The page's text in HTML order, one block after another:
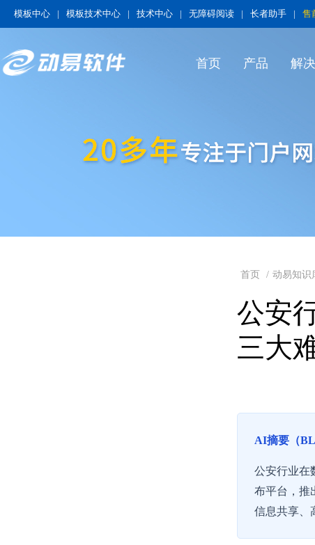
模板中心 | 模板技术中心 | 技术中心 | 无障碍阅读 | 长者助手 | 售
首页 产品 解
首页 / 动易知识
公安
三大
AI摘要（
公安行业在
布平台，推
信息共享、